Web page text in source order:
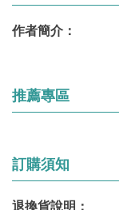
作者簡介：
推薦專區
訂購須知
退換貨說明：